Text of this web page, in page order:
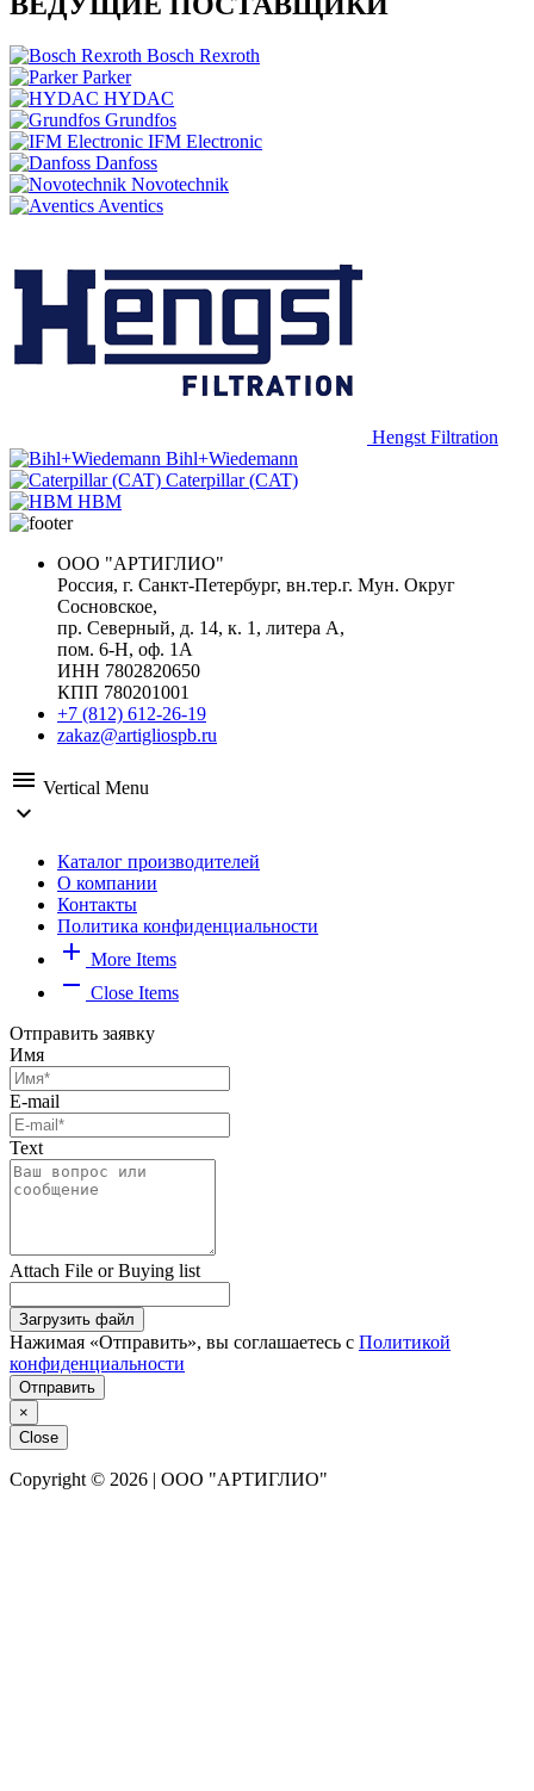
Bosch Rexroth
Parker
HYDAC
Grundfos
IFM Electronic
Danfoss
Novotechnik
Aventics
Hengst Filtration
Bihl+Wiedemann
Caterpillar (CAT)
HBM
ООО "АРТИГЛИО"
Россия, г. Санкт-Петербург, вн.тер.г. Мун. Округ
Сосновское,
пр. Северный, д. 14, к. 1, литера А,
пом. 6-Н, оф. 1А
ИНН 7802820650
КПП 780201001
+7 (812) 612-26-19
zakaz@artigliospb.ru
menu Vertical Menu
expand_more
Каталог производителей
О компании
Контакты
Политика конфиденциальности
add More Items
remove Close Items
Отправить заявку
Имя
E-mail
Text
Attach File or Buying list
Загрузить файл
Нажимая «Отправить», вы соглашаетесь с Политикой
конфиденциальности
Отправить
×
Close
Copyright © 2026 | ООО "АРТИГЛИО"